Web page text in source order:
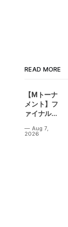
READ MORE
【Mトーナ
メント】フ
ァイナル／2
ニバル！東
Aug 7,
2026